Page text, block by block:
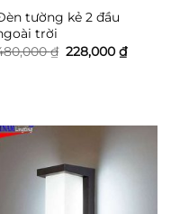
tường kẻ 2 đầu
trời
₫ Giá
gốc
228,000₫Giá
hiện